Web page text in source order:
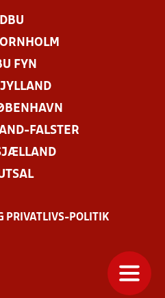
DBU
FYN
FALSTER
PRIVATLIVS-POLITIK